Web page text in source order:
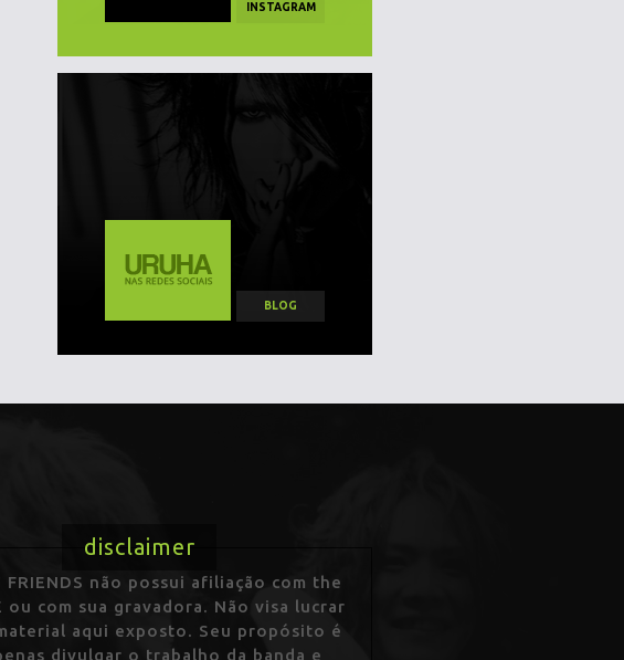
INSTAGRAM
BLOG
disclaimer
FRIENDS não possui afiliação com the
ou com sua gravadora. Não visa lucrar
aqui exposto. Seu propósito é
divulgar o trabalho da banda e